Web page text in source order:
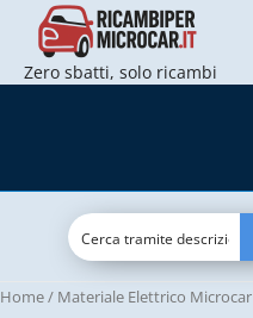
contenuto
Zero sbatti, solo ricambi
Home/ Materiale Elettrico Microcar